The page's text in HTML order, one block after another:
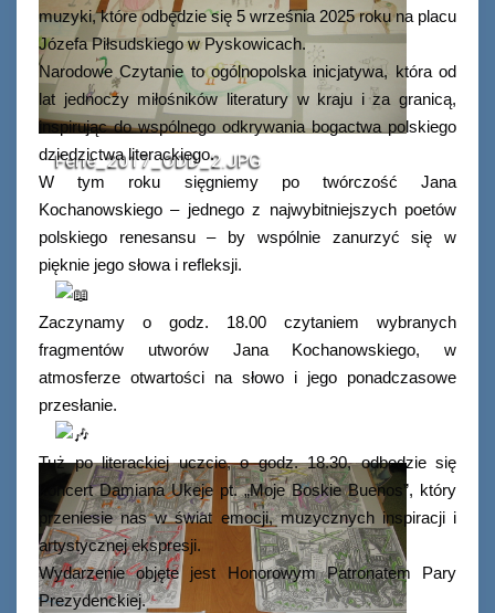
Ferie_2017_ODD_2.JPG
muzyki, które odbędzie się 5 września 2025 roku na placu
Józefa Piłsudskiego w Pyskowicach.
Narodowe Czytanie to ogólnopolska inicjatywa, która od
lat jednoczy miłośników literatury w kraju i za granicą,
inspirując do wspólnego odkrywania bogactwa polskiego
dziedzictwa literackiego.
W tym roku sięgniemy po twórczość Jana
Kochanowskiego – jednego z najwybitniejszych poetów
polskiego renesansu – by wspólnie zanurzyć się w
pięknie jego słowa i refleksji.
Zaczynamy o godz. 18.00 czytaniem wybranych
fragmentów utworów Jana Kochanowskiego, w
atmosferze otwartości na słowo i jego ponadczasowe
przesłanie.
Tuż po literackiej uczcie, o godz. 18.30, odbędzie się
koncert Damiana Ukeje pt. „Moje Boskie Buenos”, który
przeniesie nas w świat emocji, muzycznych inspiracji i
artystycznej ekspresji.
Wydarzenie objęte jest Honorowym Patronatem Pary
Prezydenckiej.